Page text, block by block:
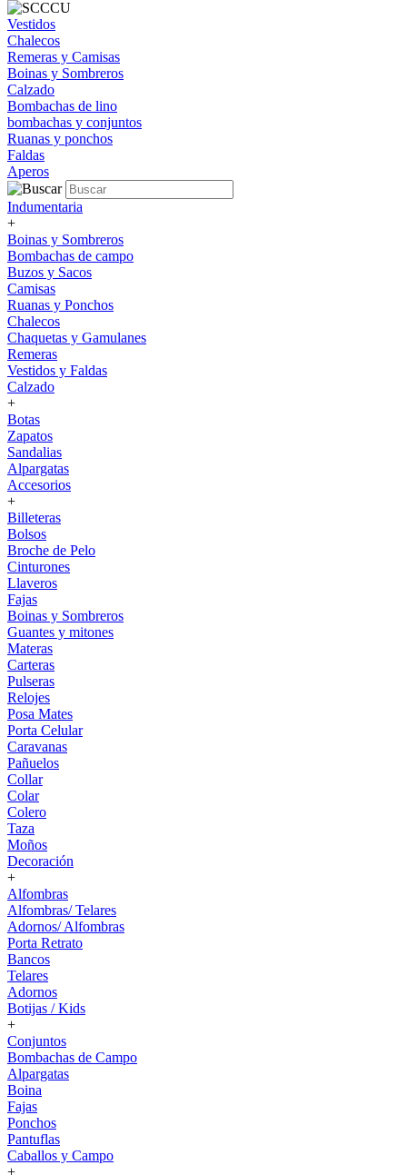
Vestidos
Chalecos
Remeras y Camisas
Boinas y Sombreros
Calzado
Bombachas de lino
bombachas y conjuntos
Ruanas y ponchos
Faldas
Aperos
Indumentaria
+
Boinas y Sombreros
Bombachas de campo
Buzos y Sacos
Camisas
Ruanas y Ponchos
Chalecos
Chaquetas y Gamulanes
Remeras
Vestidos y Faldas
Calzado
+
Botas
Zapatos
Sandalias
Alpargatas
Accesorios
+
Billeteras
Bolsos
Broche de Pelo
Cinturones
Llaveros
Fajas
Boinas y Sombreros
Guantes y mitones
Materas
Carteras
Pulseras
Relojes
Posa Mates
Porta Celular
Caravanas
Pañuelos
Collar
Colar
Colero
Taza
Moños
Decoración
+
Alfombras
Alfombras/ Telares
Adornos/ Alfombras
Porta Retrato
Bancos
Telares
Adornos
Botijas / Kids
+
Conjuntos
Bombachas de Campo
Alpargatas
Boina
Fajas
Ponchos
Pantuflas
Caballos y Campo
+